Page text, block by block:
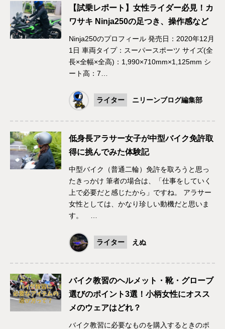
【試乗レポート】女性ライダー必見！カ
ワサキ Ninja250の足つき、操作感など
Ninja250のプロフィール 発売日：2020年12月
1日 車両タイプ：スーパースポーツ サイズ(全
長×全幅×全高)：1,990×710mm×1,125mm シ
ート高：7…
ライター ニリーンブログ編集部
低身長アラサー女子が中型バイク免許取
得に挑んでみた体験記
中型バイク（普通二輪）免許を取ろうと思っ
たきっかけ 筆者の場合は、「仕事をしていく
上で必要だと感じたから」ですね。 アラサー
女性としては、かなり珍しい動機だと思いま
す。 …
ライター えぬ
バイク教習のヘルメット・靴・グローブ
選びのポイント3選！小柄女性にオスス
メのウェアはどれ？
バイク教習に必要なものを購入するときのポ